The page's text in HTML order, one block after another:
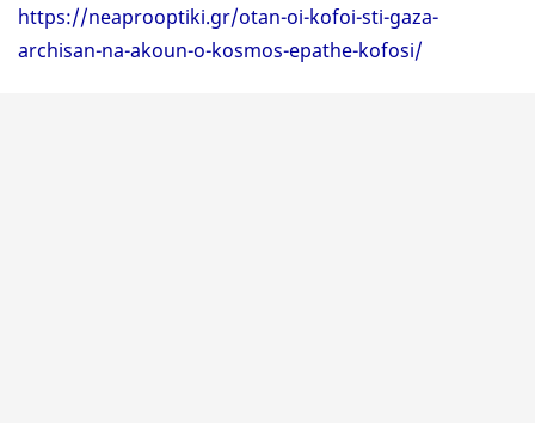
https://neaprooptiki.gr/otan-oi-kofoi-sti-gaza-
archisan-na-akoun-o-kosmos-epathe-kofosi/